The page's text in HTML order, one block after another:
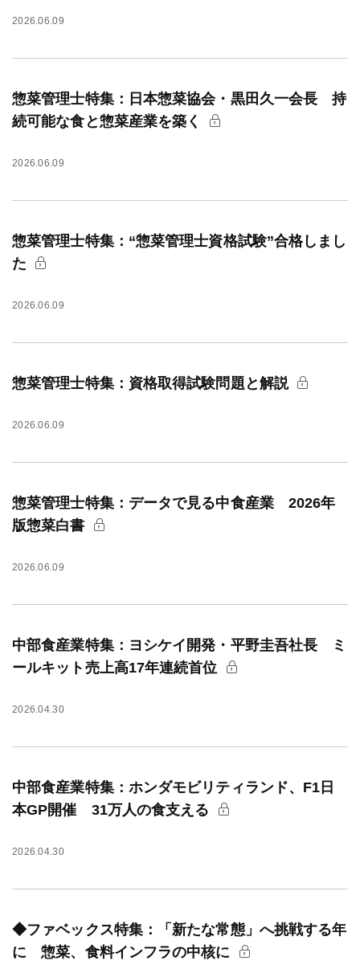
2026.06.09
惣菜管理士特集：日本惣菜協会・黒田久一会長 持
続可能な食と惣菜産業を築く
2026.06.09
惣菜管理士特集：“惣菜管理士資格試験”合格しまし
た
2026.06.09
惣菜管理士特集：資格取得試験問題と解説
2026.06.09
惣菜管理士特集：データで見る中食産業 2026年
版惣菜白書
2026.06.09
中部食産業特集：ヨシケイ開発・平野圭吾社長 ミ
ールキット売上高17年連続首位
2026.04.30
中部食産業特集：ホンダモビリティランド、F1日
本GP開催 31万人の食支える
2026.04.30
◆ファベックス特集：「新たな常態」へ挑戦する年
に 惣菜、食料インフラの中核に